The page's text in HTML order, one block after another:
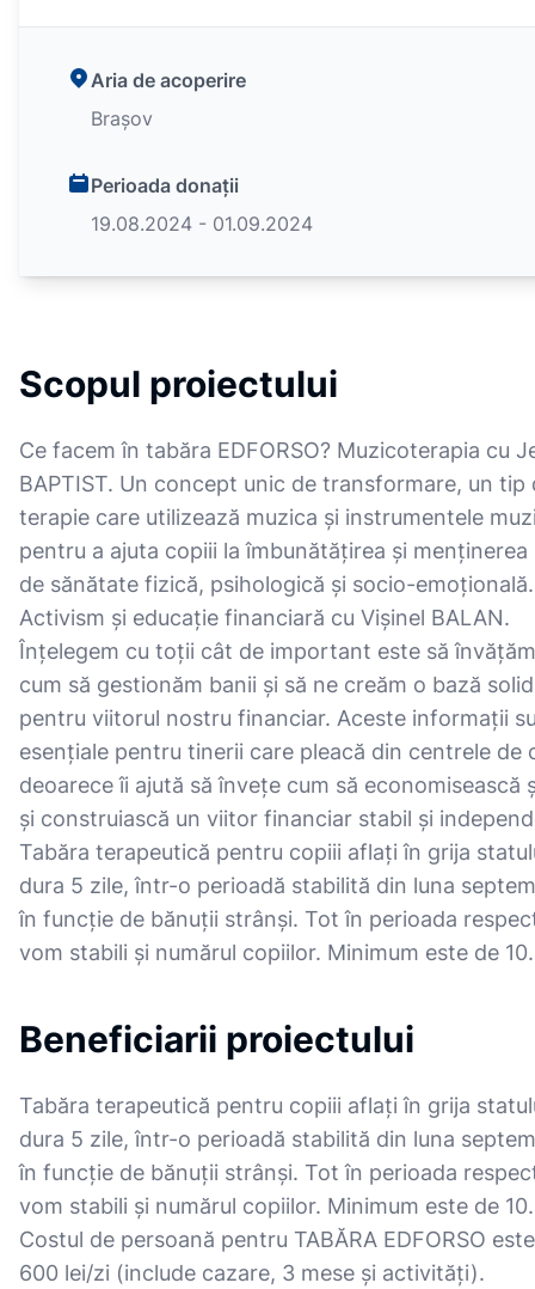
Aria de acoperire
Brașov
Perioada donații
19.08.2024 - 01.09.2024
Scopul proiectului
Ce facem în tabăra EDFORSO? Muzicoterapia cu
BAPTIST. Un concept unic de transformare, un tip
terapie care utilizează muzica și instrumentele
pentru a ajuta copiii la îmbunătățirea și menținerea
de sănătate fizică, psihologică și socio-emoțională.
Activism și educație financiară cu Vișinel BALAN.
Înțelegem cu toții cât de important este să învățăm
cum să gestionăm banii și să ne creăm o bază
pentru viitorul nostru financiar. Aceste informații
esențiale pentru tinerii care pleacă din centrele de
deoarece îi ajută să învețe cum să economisească
și construiască un viitor financiar stabil și
Tabăra terapeutică pentru copiii aflați în grija
dura 5 zile, într-o perioadă stabilită din luna
în funcție de bănuții strânși. Tot în perioada
vom stabili și numărul copiilor. Minimum este de 10.
Beneficiarii proiectului
Tabăra terapeutică pentru copiii aflați în grija
dura 5 zile, într-o perioadă stabilită din luna
în funcție de bănuții strânși. Tot în perioada
vom stabili și numărul copiilor. Minimum este de 10.
Costul de persoană pentru TABĂRA EDFORSO
600 lei/zi (include cazare, 3 mese și activități).